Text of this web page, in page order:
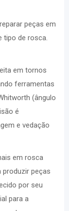
peças em
tipo de rosca.
em tornos
ferramentas
(ângulo
é
e vedação
em rosca
produzir peças
por seu
para a